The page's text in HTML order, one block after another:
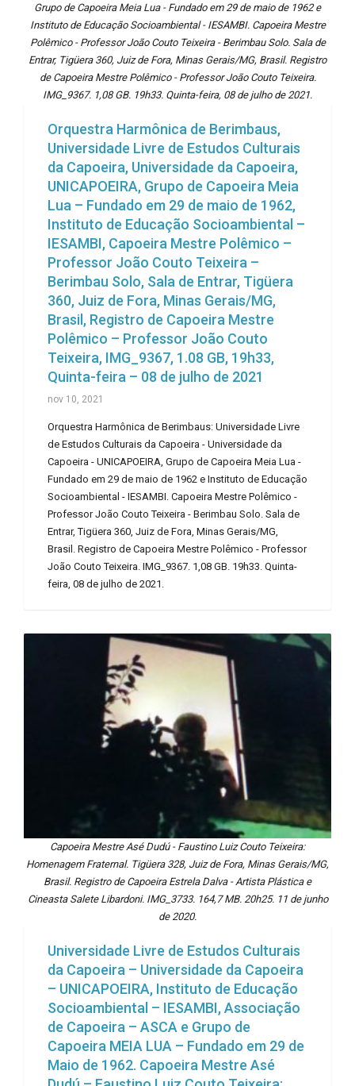
Grupo de Capoeira Meia Lua - Fundado em 29 de maio de 1962 e
Instituto de Educação Socioambiental - IESAMBI. Capoeira Mestre
Polêmico - Professor João Couto Teixeira - Berimbau Solo. Sala de
Entrar, Tigüera 360, Juiz de Fora, Minas Gerais/MG, Brasil. Registro
de Capoeira Mestre Polêmico - Professor João Couto Teixeira.
IMG_9367. 1,08 GB. 19h33. Quinta-feira, 08 de julho de 2021.
Orquestra Harmônica de Berimbaus,
Universidade Livre de Estudos Culturais
da Capoeira, Universidade da Capoeira,
UNICAPOEIRA, Grupo de Capoeira Meia
Lua – Fundado em 29 de maio de 1962,
Instituto de Educação Socioambiental –
IESAMBI, Capoeira Mestre Polêmico –
Professor João Couto Teixeira –
Berimbau Solo, Sala de Entrar, Tigüera
360, Juiz de Fora, Minas Gerais/MG,
Brasil, Registro de Capoeira Mestre
Polêmico – Professor João Couto
Teixeira, IMG_9367, 1.08 GB, 19h33,
Quinta-feira – 08 de julho de 2021
nov 10, 2021
Orquestra Harmônica de Berimbaus: Universidade Livre
de Estudos Culturais da Capoeira - Universidade da
Capoeira - UNICAPOEIRA, Grupo de Capoeira Meia Lua -
Fundado em 29 de maio de 1962 e Instituto de Educação
Socioambiental - IESAMBI. Capoeira Mestre Polêmico -
Professor João Couto Teixeira - Berimbau Solo. Sala de
Entrar, Tigüera 360, Juiz de Fora, Minas Gerais/MG,
Brasil. Registro de Capoeira Mestre Polêmico - Professor
João Couto Teixeira. IMG_9367. 1,08 GB. 19h33. Quinta-
feira, 08 de julho de 2021.
Capoeira Mestre Asé Dudú - Faustino Luiz Couto Teixeira:
Homenagem Fraternal. Tigüera 328, Juiz de Fora, Minas Gerais/MG,
Brasil. Registro de Capoeira Estrela Dalva - Artista Plástica e
Cineasta Salete Libardoni. IMG_3733. 164,7 MB. 20h25. 11 de junho
de 2020.
Universidade Livre de Estudos Culturais
da Capoeira – Universidade da Capoeira
– UNICAPOEIRA, Instituto de Educação
Socioambiental – IESAMBI, Associação
de Capoeira – ASCA e Grupo de
Capoeira MEIA LUA – Fundado em 29 de
Maio de 1962. Capoeira Mestre Asé